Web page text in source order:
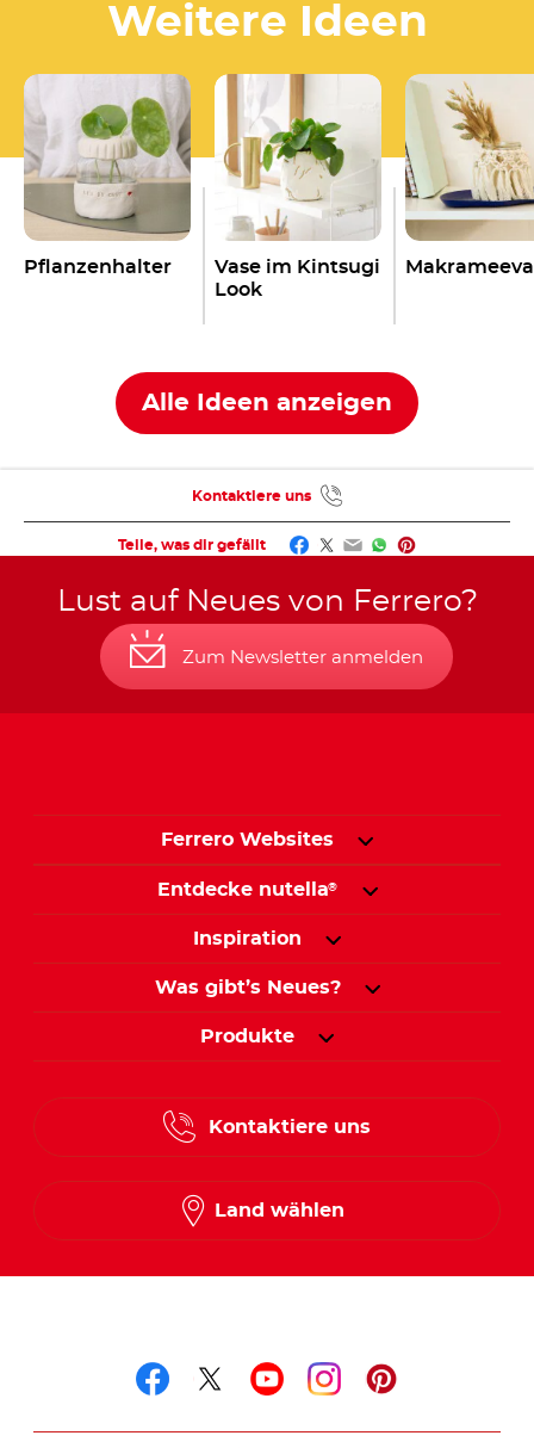
Weitere Ideen
Pflanzenhalter
Vase im Kintsugi
Look
Alle Ideen anzeigen
Teile, was dir gefällt Facebook
Twitter
EmailWhatsApp
Pinterest
Kontaktiere uns
Lust auf Neues von Ferrero?
Zum Newsletter anmelden
Ferrero Websites
Entdecke nutella®
Inspiration
Was gibt’s Neues?
Produkte
Kontaktiere uns
Land wählen